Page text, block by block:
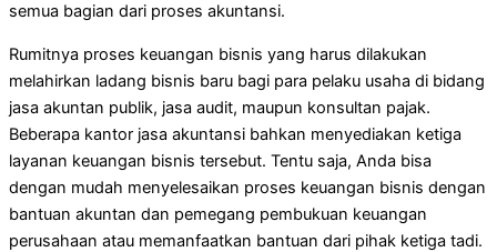
semua bagian dari proses akuntansi.
Rumitnya proses keuangan bisnis yang harus dilakukan
melahirkan ladang bisnis baru bagi para pelaku usaha di bidang
jasa akuntan publik, jasa audit, maupun konsultan pajak.
Beberapa kantor jasa akuntansi bahkan menyediakan ketiga
layanan keuangan bisnis tersebut. Tentu saja, Anda bisa
dengan mudah menyelesaikan proses keuangan bisnis dengan
bantuan akuntan dan pemegang pembukuan keuangan
perusahaan atau memanfaatkan bantuan dari pihak ketiga tadi.